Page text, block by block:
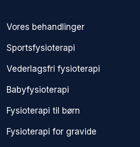
Vores behandlinger
Sportsfysioterapi
Vederlagsfri fysioterapi​
Babyfysioterapi
Fysioterapi til børn
Fysioterapi for gravide